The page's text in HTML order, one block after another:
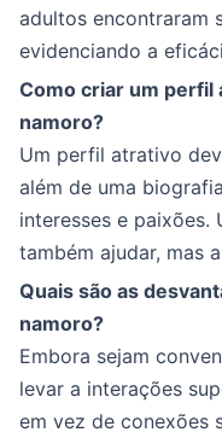
adultos encontraram
evidenciando a
Como criar um perfil
namoro?
Um perfil atrativo
além de uma
interesses e
também ajudar, mas
Quais são as
namoro?
Embora sejam
levar a interações
em vez de conexões